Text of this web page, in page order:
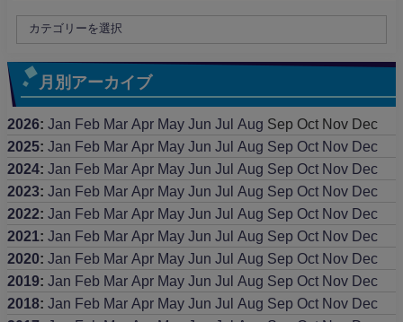
月別アーカイブ
2026: Jan Feb Mar Apr May Jun Jul Aug Sep Oct Nov Dec
2025: Jan Feb Mar Apr May Jun Jul Aug Sep Oct Nov Dec
2024: Jan Feb Mar Apr May Jun Jul Aug Sep Oct Nov Dec
2023: Jan Feb Mar Apr May Jun Jul Aug Sep Oct Nov Dec
2022: Jan Feb Mar Apr May Jun Jul Aug Sep Oct Nov Dec
2021 : Jan Feb Mar Apr May Jun Jul Aug Sep Oct Nov Dec
2020: Jan Feb Mar Apr May Jun Jul Aug Sep Oct Nov Dec
2019: Jan Feb Mar Apr May Jun Jul Aug Sep Oct Nov Dec
2018: Jan Feb Mar Apr May Jun Jul Aug Sep Oct Nov Dec